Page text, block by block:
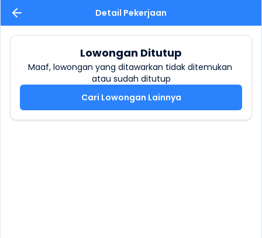
Detail Pekerjaan
Lowongan Ditutup
Maaf, lowongan yang ditawarkan tidak ditemukan
atau sudah ditutup
Cari Lowongan Lainnya